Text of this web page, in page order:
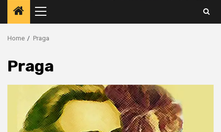
Primary
Menu
Home Praga
Praga